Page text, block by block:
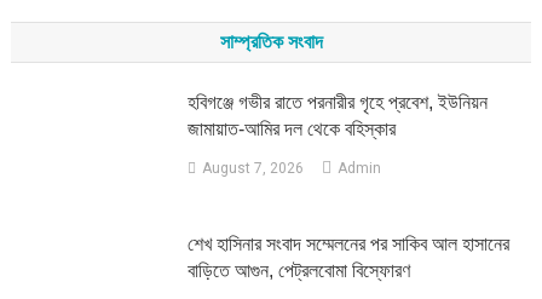
সাম্প্রতিক সংবাদ
হবিগঞ্জে গভীর রাতে পরনারীর গৃহে প্রবেশ, ইউনিয়ন
জামায়াত-আমির দল থেকে বহিস্কার
August 7, 2026 Admin
শেখ হাসিনার সংবাদ সম্মেলনের পর সাকিব আল হাসানের
বাড়িতে আগুন, পেট্রলবোমা বিস্ফোরণ